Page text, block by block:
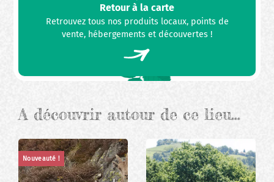
Retour à la carte
Retrouvez tous nos produits locaux, points de
vente, hébergements et découvertes !
A découvrir autour de ce lieu…
Nouveauté !